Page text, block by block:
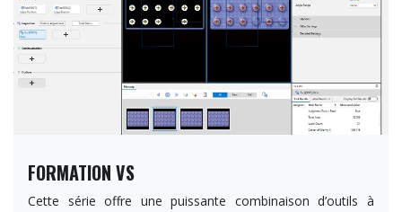
FORMATION VS
Cette série offre une puissante combinaison d’outils à